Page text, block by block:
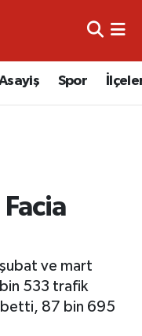
Spor
Facia
ve mart
533 trafik
87 bin 695